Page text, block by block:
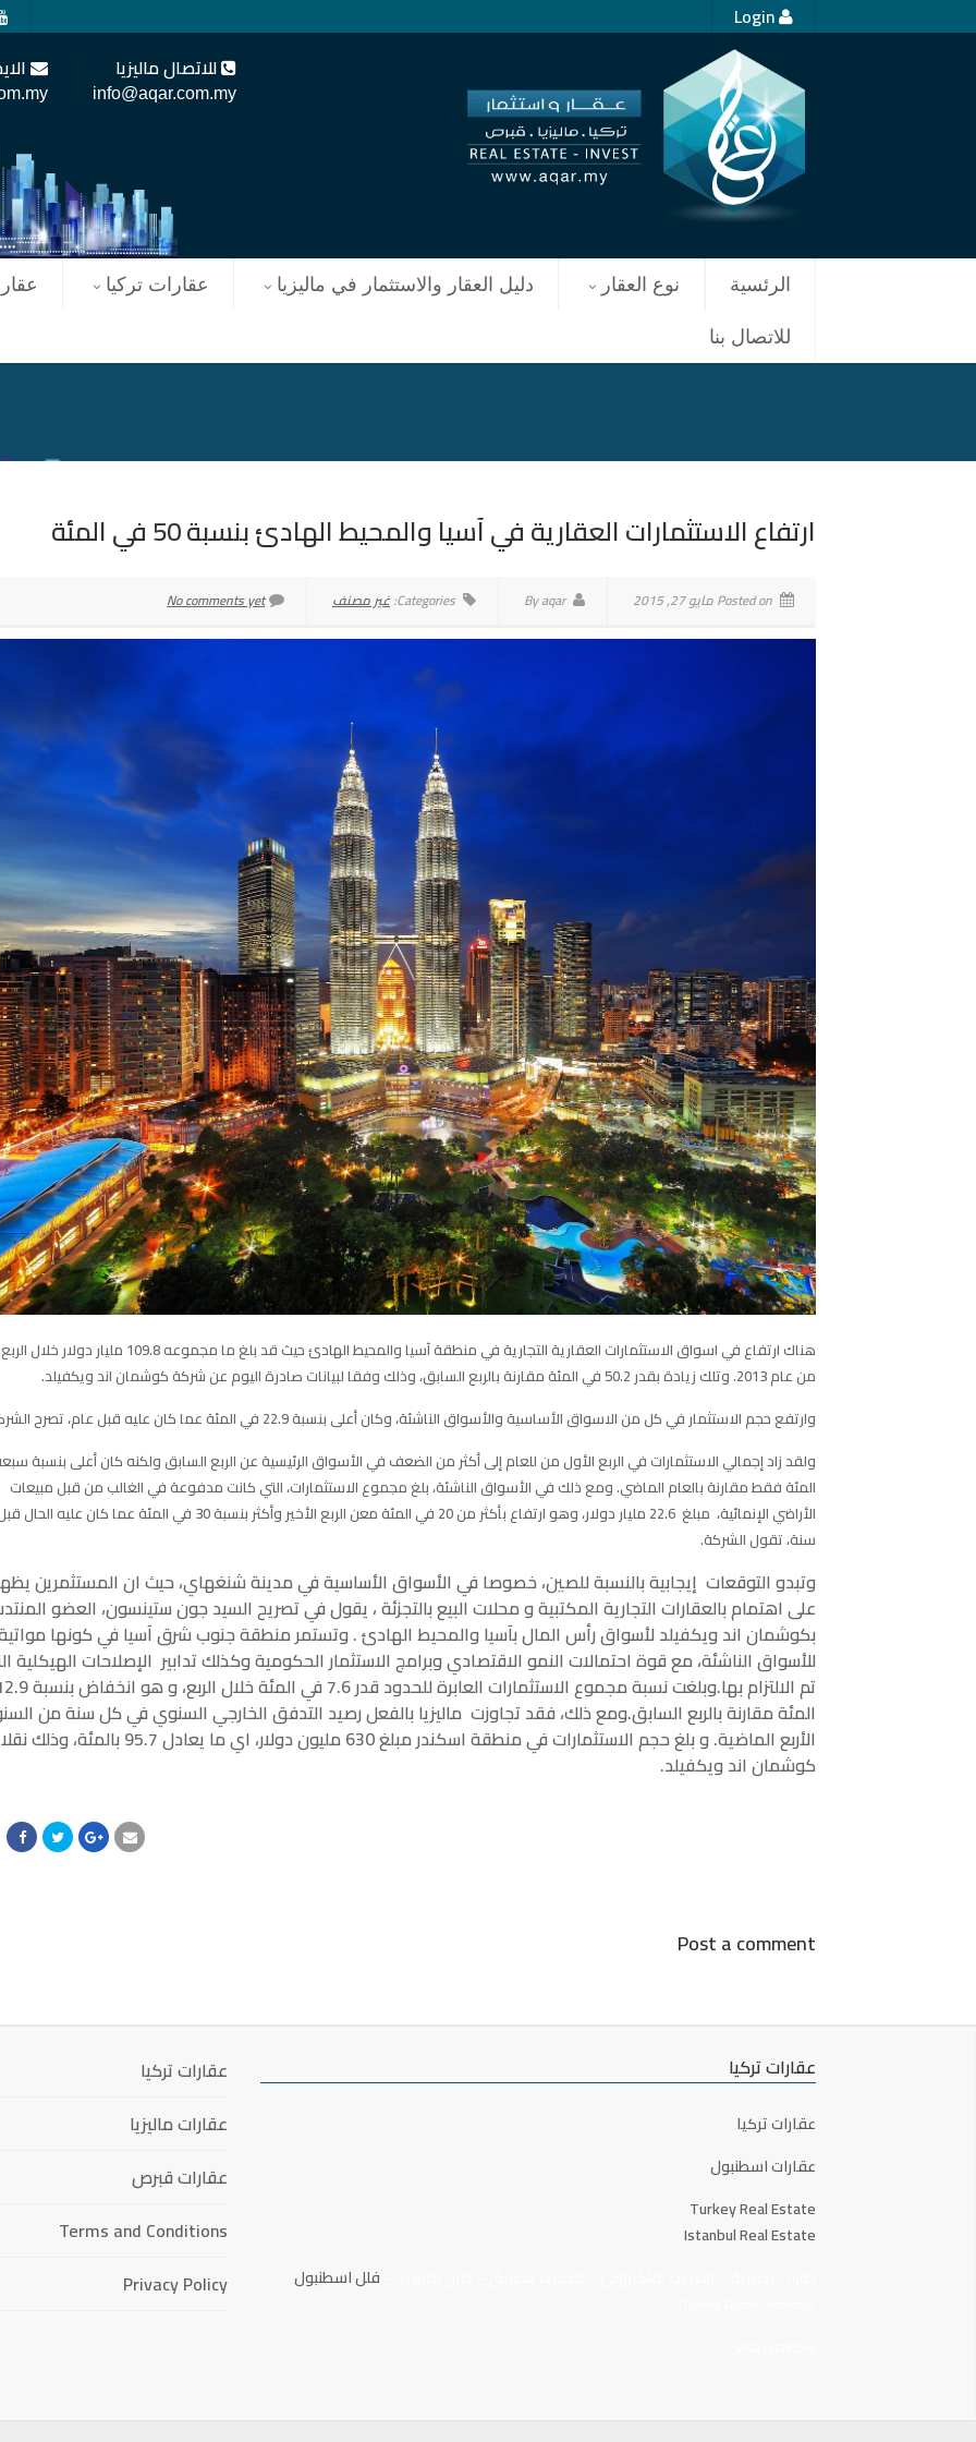
للاتصال ماليزيا
info@aqar.com.my
الرئسية نوع العقار دليل العقار والاستثمار في ماليزيا عقارات تركيا
للاتصال بنا
ارتفاع الاستثمارات العقارية في آسيا والمحيط الهادئ بنسبة 50 في المئة
By aqar
Categories: غير مصنف No comments yet
هناك ارتفاع في اسواق الاستثمارات العقارية التجارية في منطقة آسيا والمحيط الهادئ حيث قد بلغ ما مجموعه
من عام 2013. وتلك زيادة بقدر 50.2 في المئة مقارنة بالربع السابق، وذلك وفقا لبيانات صادرة اليوم عن شركة كوشمان اند ويكفيلد.
وارتفع حجم الاستثمار في كل من الاسواق الأساسية والأسواق الناشئة، وكان أعلى بنسبة 22.9 في المئة عما كان عليه قبل عام، تصرح الشركة.
ولقد زاد إجمالي الاستثمارات في الربع الأول من للعام إلى أكثر من الضعف في الأسواق الرئيسية عن الربع السابق ولكنه كان أعلى بنسبة
المئة فقط مقارنة بالعام الماضي. ومع ذلك في الأسواق الناشئة، بلغ مجموع الاستثمارات، التي كانت مدفوعة في الغالب من قبل مبيعات
الأراضي الإنمائية، مبلغ 22.6 مليار دولار، وهو ارتفاع بأكثر من 20 في المئة معن الربع الأخير وأكثر بنسبة 30 في المئة عما كان عليه
سنة، تقول الشركة.
وتبدو التوقعات إيجابية بالنسبة للصين، خصوصا في الأسواق الأساسية في مدينة شنغهاي، حيث ان المستثمرين
على اهتمام بالعقارات التجارية المكتبية و محلات البيع بالتجزئة ، يقول في تصريح السيد جون ستينسون، العضو
بكوشمان اند ويكفيلد لأسواق رأس المال بآسيا والمحيط الهادئ . وتستمر منطقة جنوب شرق آسيا في كونها
للأسواق الناشئة، مع قوة احتمالات النمو الاقتصادي وبرامج الاستثمار الحكومية وكذلك تدابير الإصلاحات الهيكلية
المئة مقارنة بالربع السابق.ومع ذلك، فقد تجاوزت ماليزيا بالفعل رصيد التدفق الخارجي السنوي في كل سنة من
الأربع الماضية. و بلغ حجم الاستثمارات في منطقة اسكندر مبلغ 630 مليون دولار، اي ما يعادل
كوشمان اند ويكفيلد.
Post a comment
عقارات تركيا
عقارات تركيا
عقارات اسطنبول
Turkey Real Estate
Istanbul Real Estate
فلل اسطنبول
عقارات تركيا
عقارات ماليزيا
عقارات قبرص
Terms and Conditions
Privacy Policy